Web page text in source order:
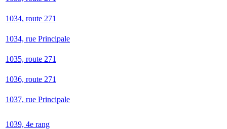
1034, route 271
1034, rue Principale
1035, route 271
1036, route 271
1037, rue Principale
1039, 4e rang